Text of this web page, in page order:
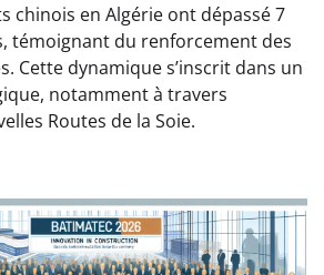
chinois en Algérie ont dépassé 7
témoignant du renforcement des
Cette dynamique s’inscrit dans un
notamment à travers
Routes de la Soie.